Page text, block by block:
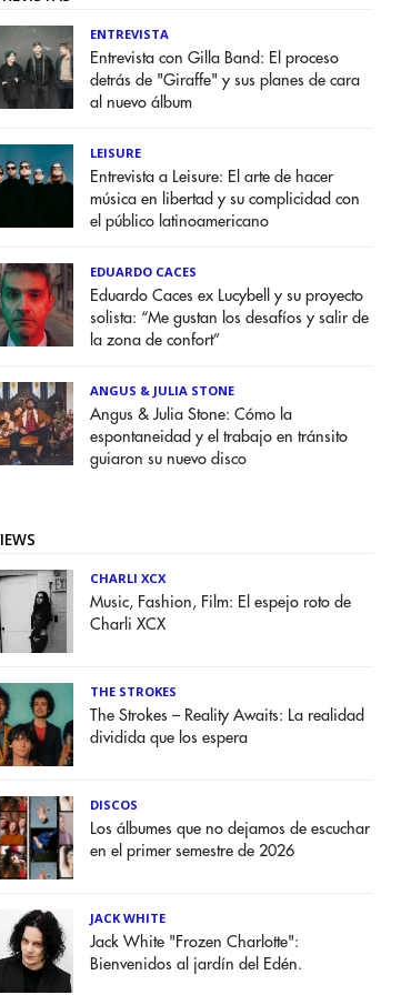
ENTREVISTA
Entrevista con Gilla Band: El proceso
detrás de "Giraffe" y sus planes de cara
al nuevo álbum
LEISURE
Entrevista a Leisure: El arte de hacer
música en libertad y su complicidad con
el público latinoamericano
EDUARDO CACES
Eduardo Caces ex Lucybell y su proyecto
solista: “Me gustan los desafíos y salir de
la zona de confort”
ANGUS & JULIA STONE
Angus & Julia Stone: Cómo la
espontaneidad y el trabajo en tránsito
guiaron su nuevo disco
CHARLI XCX
Music, Fashion, Film: El espejo roto de
Charli XCX
THE STROKES
The Strokes – Reality Awaits: La realidad
dividida que los espera
DISCOS
Los álbumes que no dejamos de escuchar
en el primer semestre de 2026
JACK WHITE
Jack White "Frozen Charlotte":
Bienvenidos al jardín del Edén.